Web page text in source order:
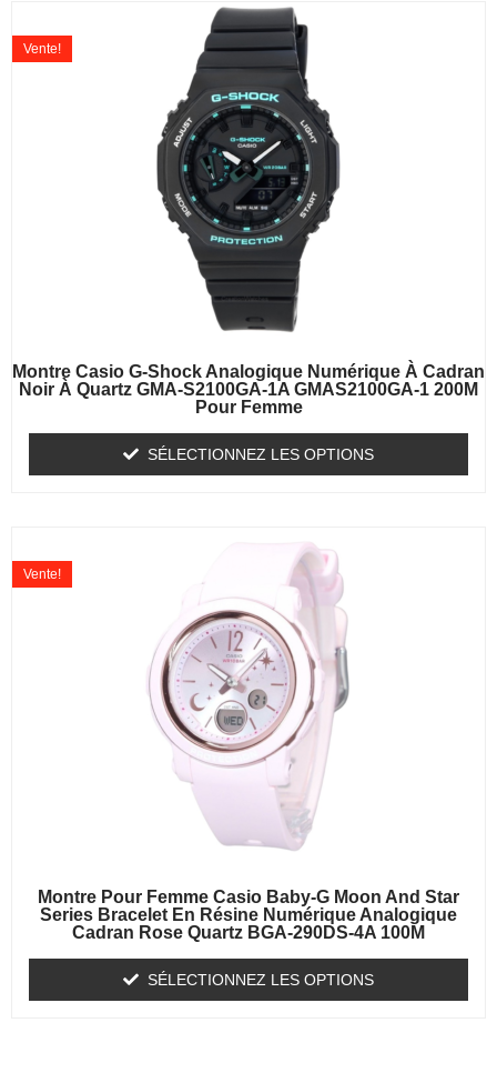
Montre Casio G-Shock Analogique Numérique À Cadran
Noir À Quartz GMA-S2100GA-1A GMAS2100GA-1 200M
Pour Femme
Vente!
SÉLECTIONNEZ LES OPTIONS
Montre Pour Femme Casio Baby-G Moon And Star
Series Bracelet En Résine Numérique Analogique
Cadran Rose Quartz BGA-290DS-4A 100M
Vente!
SÉLECTIONNEZ LES OPTIONS